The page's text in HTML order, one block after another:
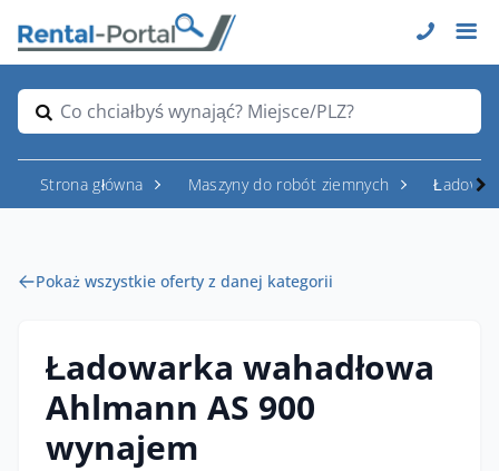
Co chciałbyś wynająć? Miejsce/PLZ?
Strona główna Maszyny do robót ziemnych
Pokaż wszystkie oferty z danej kategorii
Ładowarka wahadłowa
Ahlmann AS 900
wynajem